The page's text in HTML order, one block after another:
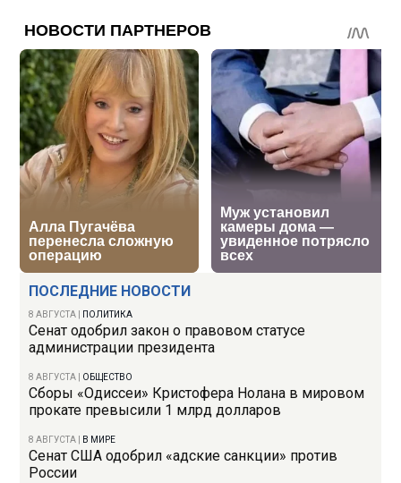
ПОСЛЕДНИЕ НОВОСТИ
8 АВГУСТА ПОЛИТИКА
Сенат одобрил закон о правовом статусе
администрации президента
8 АВГУСТА ОБЩЕСТВО
Сборы «Одиссеи» Кристофера Нолана в мировом
прокате превысили 1 млрд долларов
8 АВГУСТА В МИРЕ
Сенат США одобрил «адские санкции» против
России